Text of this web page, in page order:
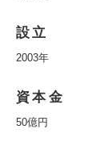
設立
2003年
資本金
50億円